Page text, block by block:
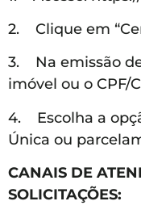
2. Clique em
3. Na emissão
imóvel ou o CPF/
4. Escolha a
Única ou
CANAIS DE
SOLICITAÇÕES: